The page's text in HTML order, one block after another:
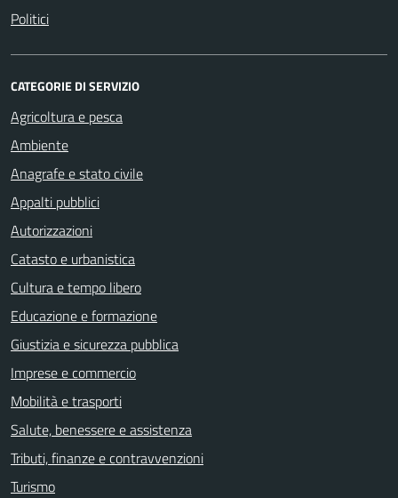
Politici
CATEGORIE DI SERVIZIO
Agricoltura e pesca
Ambiente
Anagrafe e stato civile
Appalti pubblici
Autorizzazioni
Catasto e urbanistica
Cultura e tempo libero
Educazione e formazione
Giustizia e sicurezza pubblica
Imprese e commercio
Mobilità e trasporti
Salute, benessere e assistenza
Tributi, finanze e contravvenzioni
Turismo